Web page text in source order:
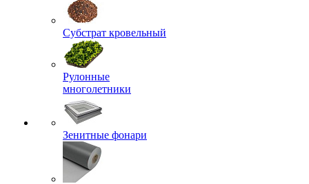
Субстрат кровельный
Рулонные
многолетники
Зенитные фонари